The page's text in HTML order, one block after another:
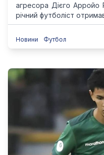
агресора Дієго
річний футболіст
Новини Футбол